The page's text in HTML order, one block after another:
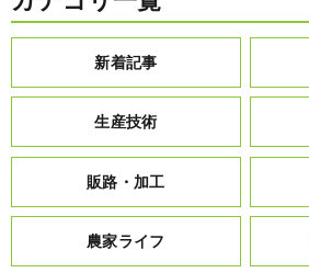
新着記事
生産技術
販路・加工
農家ライフ